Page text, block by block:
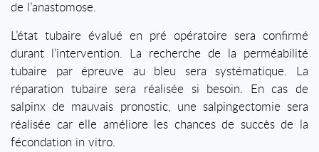
de l’anastomose.
L’état tubaire évalué en pré opératoire sera confirmé
durant l’intervention. La recherche de la perméabilité
tubaire par épreuve au bleu sera systématique. La
réparation tubaire sera réalisée si besoin. En cas de
salpinx de mauvais pronostic, une salpingectomie sera
réalisée car elle améliore les chances de succès de la
fécondation in vitro.